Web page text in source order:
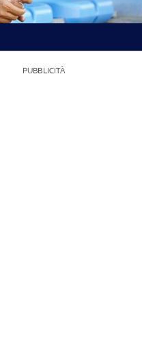
PUBBLICITÀ